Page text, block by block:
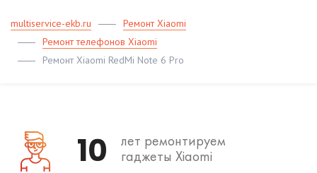
multiservice-ekb.ru
Ремонт Xiaomi
Ремонт телефонов Xiaomi
Ремонт Xiaomi RedMi Note 6 Pro
10
лет ремонтируем
гаджеты Xiaomi